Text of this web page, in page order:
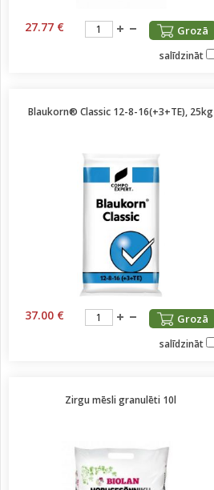
27.77 € Grozā
salīdzināt
Blaukorn® Classic 12-8-16(+3+TE), 25kg
37.00 € Grozā
salīdzināt
Zirgu mēsli granulēti 10l